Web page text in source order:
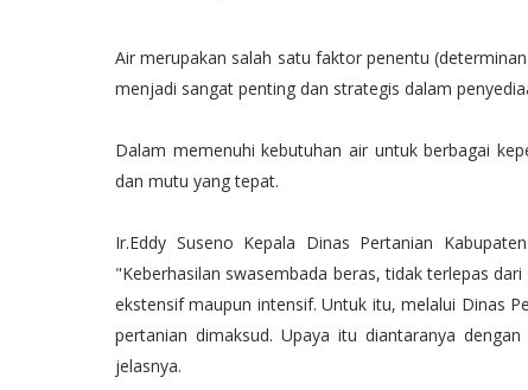
Air merupakan salah satu faktor penentu
menjadi sangat penting dan strategis dalam
Dalam memenuhi kebutuhan air untuk berbagai
dan mutu yang tepat.
Ir.Eddy Suseno Kepala Dinas Pertanian
"Keberhasilan swasembada beras, tidak terlepas
ekstensif maupun intensif. Untuk itu, melalui Dinas
pertanian dimaksud. Upaya itu diantaranya
jelasnya.